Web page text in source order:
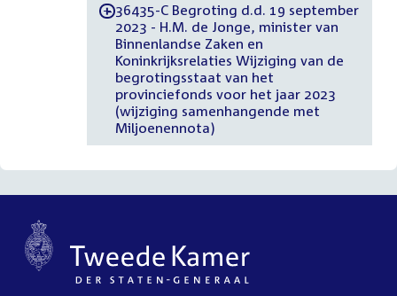
-36435-C Begroting d.d. 19 september
2023 - H.M. de Jonge, minister van
Binnenlandse Zaken en
Koninkrijksrelaties Wijziging van de
begrotingsstaat van het
provinciefonds voor het jaar 2023
(wijziging samenhangende met
Miljoenennota)